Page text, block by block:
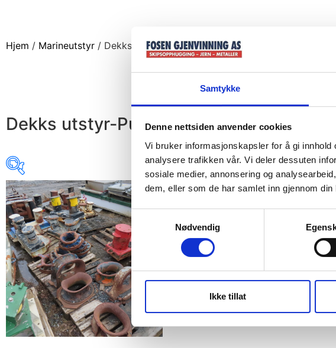
Samtykke
Denne nettsiden anvender cookies
Vi bruker informasjonskapsler for å gi
analysere trafikken vår. Vi deler dessuten
sosiale medier, annonsering og
dem, eller som de har samlet inn gjennom
Samtykkevalg
Nødvendig
Ikke tillat
Hjem / Marineutstyr / Dekks utstyr-Pullerter-Klyss etc
Dekks utstyr-Pullerter-Klyss etc